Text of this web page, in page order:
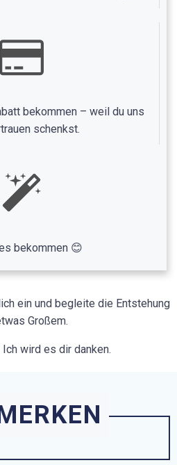
bekommen – weil du uns
schenkst.
bekommen 😊
ein und begleite die Entstehung
Großem.
wird es dir danken.